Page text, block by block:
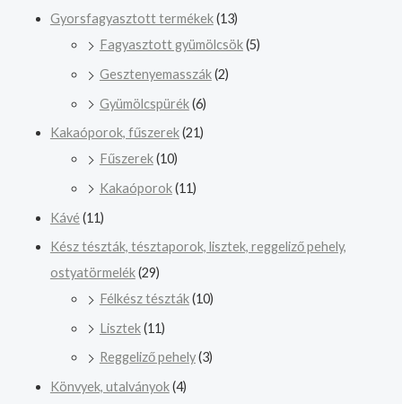
Gyorsfagyasztott termékek(13)
Fagyasztott gyümölcsök(5)
Gesztenyemasszák(2)
Gyümölcspürék(6)
Kakaóporok, fűszerek(21)
Fűszerek(10)
Kakaóporok(11)
Kávé (11)
Kész tészták, tésztaporok, lisztek, reggeliző pehely,
ostyatörmelék(29)
Félkész tészták(10)
Lisztek(11)
Reggeliző pehely(3)
Könvyek, utalványok(4)